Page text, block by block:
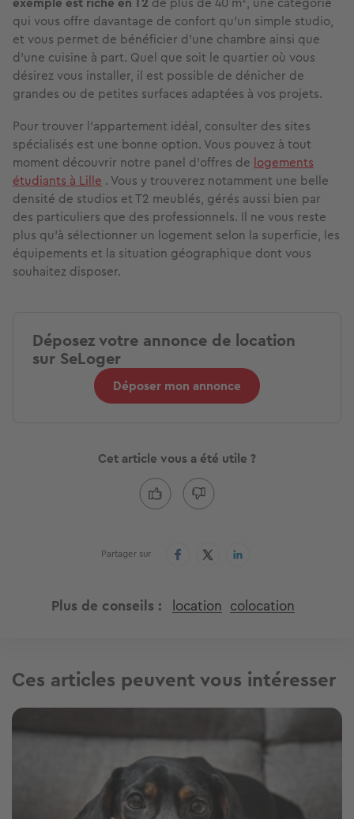
qui vous offre davantage de confort qu'un simple studio,
et vous permet de bénéficier d'une chambre ainsi que
d'une cuisine à part. Quel que soit le quartier où vous
désirez vous installer, il est possible de dénicher de
grandes ou de petites surfaces adaptées à vos projets.
Pour trouver l'appartement idéal, consulter des sites
spécialisés est une bonne option. Vous pouvez à tout
moment découvrir notre panel d'offres de logements
étudiants à Lille . Vous y trouverez notamment une belle
densité de studios et T2 meublés, gérés aussi bien par
des particuliers que des professionnels. Il ne vous reste
plus qu'à sélectionner un logement selon la superficie, les
équipements et la situation géographique dont vous
souhaitez disposer.
Déposez votre annonce de location
sur SeLoger
Déposer mon annonce
Cet article vous a été utile ?
Partager sur
Plus de conseils location colocation
Ces articles peuvent vous intéresser
Image